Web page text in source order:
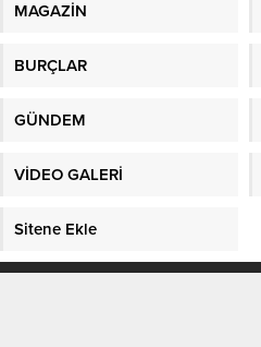
MAGAZİN
BURÇLAR
GÜNDEM
VİDEO GALERİ
Sitene Ekle